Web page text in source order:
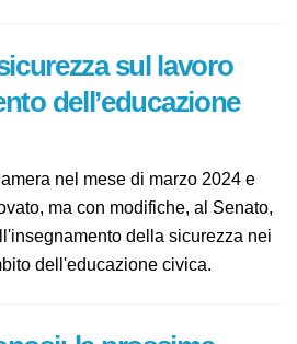
future.
dell’educazione
nel mese di marzo 2024 e